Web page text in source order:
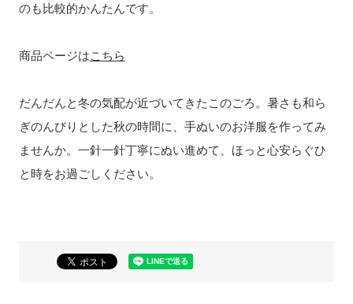
のも比較的かんたんです。
商品ページはこちら
だんだんと冬の気配が近づいてきたこのごろ。暑さも和ら
ぎのんびりとした秋の時間に、手ぬいのお洋服を作ってみ
ませんか。一針一針丁寧にぬい進めて、ほっと心安らぐひ
と時をお過ごしください。